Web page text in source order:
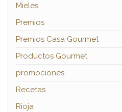
Mieles
Premios
Premios Casa Gourmet
Productos Gourmet
promociones
Recetas
Rioja